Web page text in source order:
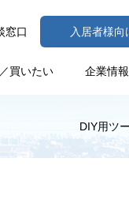
窓口 入居者様向
買いたい 企業情報
DIY用ツ